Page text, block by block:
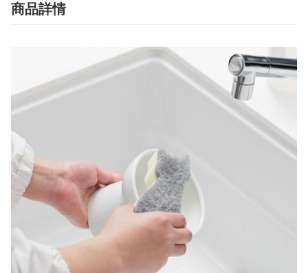
商品詳情